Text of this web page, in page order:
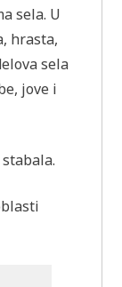
sela. U
hrasta,
sela
jove i